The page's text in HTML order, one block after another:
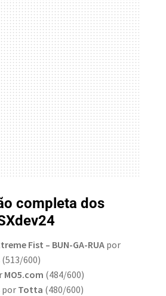
completa dos
Fist – BUN-GA-RUApor
(513/600)
MO5.com (484/600)
por Totta (480/600)